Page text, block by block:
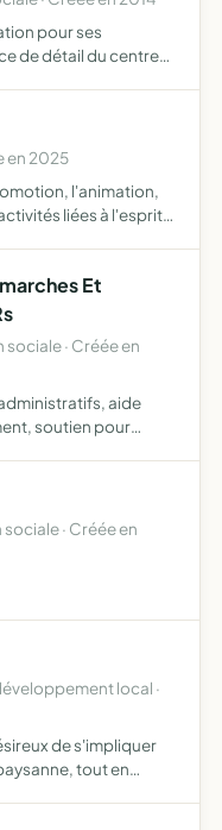
pour ses
de détail du centre
en 2025
l'animation,
liées à l'esprit
Et
· Créée en
aide
soutien pour
· Créée en
local ·
de s'impliquer
tout en